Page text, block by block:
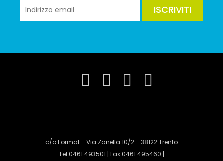
ISCRIVITI
c/o Format - Via Zanella 10/2 - 38122 Trento
Tel 0461.493501 | Fax 0461.495460 |